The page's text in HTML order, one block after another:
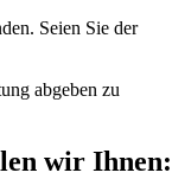
Seien Sie der
abgeben zu
wir Ihnen: